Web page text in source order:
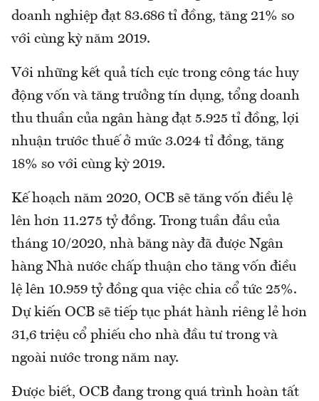
doanh nghiệp đạt 83.686 tỉ đồng, tăng 21% so
với cùng kỳ năm 2019.
Với những kết quả tích cực trong công tác huy
động vốn và tăng trưởng tín dụng, tổng doanh
thu thuần của ngân hàng đạt 5.925 tỉ đồng, lợi
nhuận trước thuế ở mức 3.024 tỉ đồng, tăng
18% so với cùng kỳ 2019.
Kế hoạch năm 2020, OCB sẽ tăng vốn điều lệ
lên hơn 11.275 tỷ đồng. Trong tuần đầu của
tháng 10/2020, nhà băng này đã được Ngân
hàng Nhà nước chấp thuận cho tăng vốn điều
lệ lên 10.959 tỷ đồng qua việc chia cổ tức 25%.
Dự kiến OCB sẽ tiếp tục phát hành riêng lẻ hơn
31,6 triệu cổ phiếu cho nhà đầu tư trong và
ngoài nước trong năm nay.
Được biết, OCB đang trong quá trình hoàn tất